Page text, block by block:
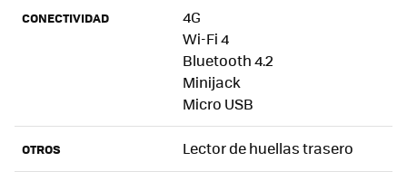
CONECTIVIDAD
4G
Wi-Fi 4
Bluetooth 4.2
Minijack
Micro USB
OTROS Lector de huellas trasero